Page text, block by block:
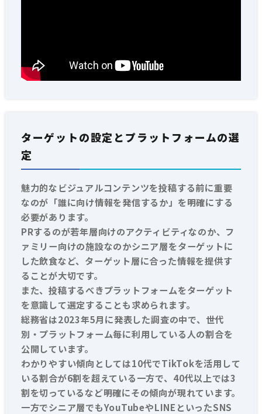
ターゲットの設定とプラットフォームの選
定
魅力的なビジュアルコンテンツを投稿する前に重要
なのが「誰に向け情報を発信するか」を明確にする
必要があります。
PRするのが若年層向けのアクティビティなのか、フ
ァミリー向けの施設なのかシニア層をターゲットに
した飲食など、ターゲット層に合った情報を提供す
ることが大切です。
また、投稿するべきプラットフォームをターゲット
を意識して選定することも求められます。
総務省は2023年5月に発表した調査の中で、世代
別・プラットフォーム毎に利用している人の割合を
公開しています。
わかりやすい傾向としては10代でTikTokを活用して
いる割合が6割を超えている一方で、40代以上では3
割を切っているなど明確にその傾向が現れています。
一方でシニア層でもYouTubeやLINEといったSNS